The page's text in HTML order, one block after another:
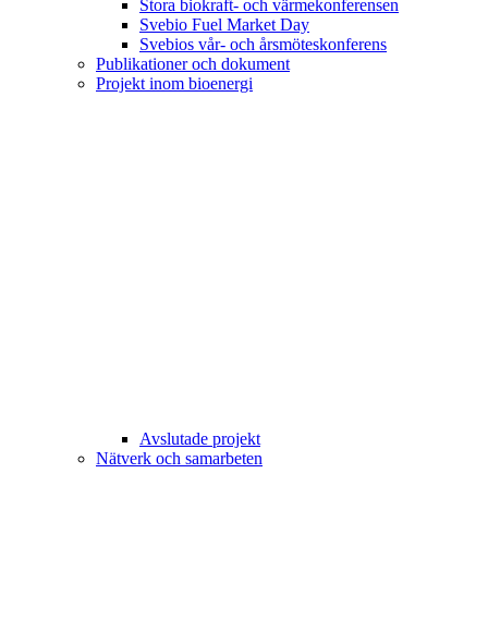
Stora biokraft- och värmekonferensen
Svebio Fuel Market Day
Svebios vår- och årsmöteskonferens
Publikationer och dokument
Projekt inom bioenergi
Avslutade projekt
Nätverk och samarbeten